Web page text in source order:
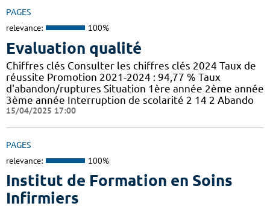
PAGES
relevance: 100%
Evaluation qualité
Chiffres clés Consulter les chiffres clés 2024 Taux de
réussite Promotion 2021-2024 : 94,77 % Taux
d'abandon/ruptures Situation 1ère année 2ème année
3ème année Interruption de scolarité 2 14 2 Abando
15/04/2025 17:00
PAGES
relevance: 100%
Institut de Formation en Soins
Infirmiers